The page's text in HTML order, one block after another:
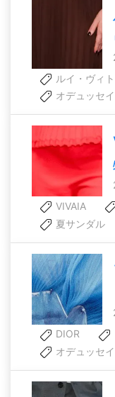
ルイ・ヴィ
オデュッセ
VIVAIA
夏サンダル
DIOR
オデュッセ